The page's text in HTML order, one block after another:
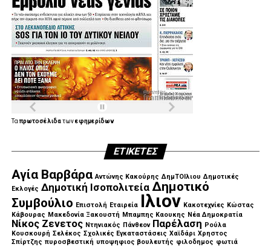
Ταπρωτοσέλιδατωνεφημερίδων
ΕΤΙΚΈΤΕΣ
Αγία Βαρβάρα Αντώνης Κακούρης ΔημΤΟΙλιου Δημοτικές
Εκλογές Δημοτική Ισοπολιτεία Δημοτικό
Συμβούλιο Επιστολή Εταιρεία Ιλιον Κακοτεχνίες Κώστας
Κάβουρας Μακεδονία Ξακουστή Μπαμπης Καουκης Νέα Δημοκρατία
Νίκος Ζενετος Ντηνιακός Πάνθεον Παρέλαση Ρούλα
Κουσκουρή Σελέκος Σχολικές Εγκαταστάσεις Χαϊδάρι Χρηστος
Σπίρτζης πυροσβεστική υποψηφιος βουλευτής φιλοδημος φωτιά